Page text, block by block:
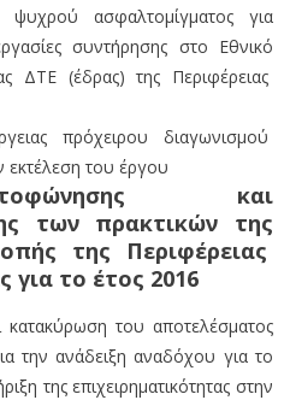
ασφαλτομίγματος για
συντήρησης στο Εθνικό
ΔΤΕ (έδρας) της Περιφέρειας
πρόχειρου διαγωνισμού
εκτέλεση του έργου
και
των πρακτικών της
της Περιφέρειας
για το έτος 2016
κατακύρωση του αποτελέσματος
την ανάδειξη αναδόχου για το
της επιχειρηματικότητας στην